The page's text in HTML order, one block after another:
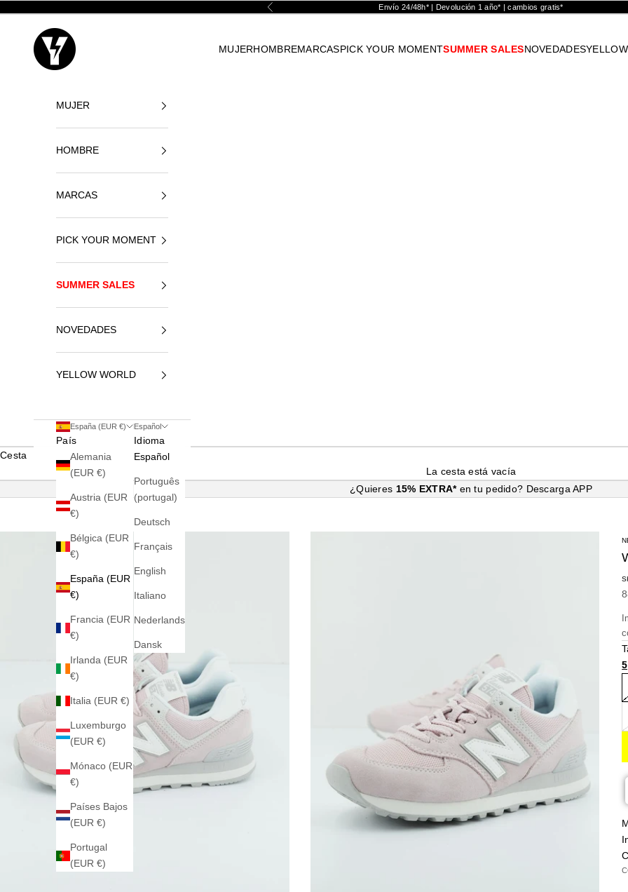
Anterior Envío 24/48h* | Devolución 1 año* | cambios gratis*
Yellowshop
MUJERHOMBREMARCASPICK YOUR MOMENTSUMMER SALESNOVEDADES
MUJER
HOMBRE
MARCAS
PICK YOUR MOMENT
SUMMER SALES
NOVEDADES
YELLOW WORLD
España (EUR €)
País
Alemania
(EUR €)
Austria (EUR
€)
Bélgica (EUR
€)
España (EUR
€)
Francia (EUR
€)
Irlanda (EUR
€)
Italia (EUR €)
Luxemburgo
(EUR €)
Mónaco (EUR
€)
Países Bajos
(EUR €)
Portugal
(EUR €)
Español
Idioma
Español
Português
(portugal)
Deutsch
Français
English
Italiano
Nederlands
Dansk
Cesta
La cesta está vacía
¿Quieres 15% EXTRA* en tu pedido? Descarga APP